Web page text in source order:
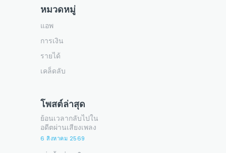
หมวดหมู่
แอพ
การเงิน
รายได้
เคล็ดลับ
โพสต์ล่าสุด
ย้อนเวลากลับไปใน
อดีตผ่านเสียงเพลง
6 สิงหาคม 2569